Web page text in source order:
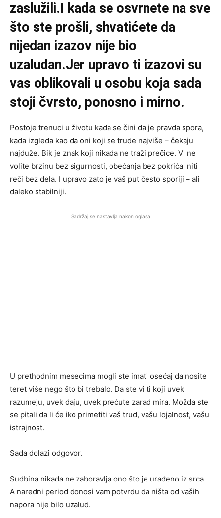
zaslužili.I kada se osvrnete na sve
što ste prošli, shvatićete da
nijedan izazov nije bio
uzaludan.Jer upravo ti izazovi su
vas oblikovali u osobu koja sada
stoji čvrsto, ponosno i mirno.
Postoje trenuci u životu kada se čini da je pravda spora,
kada izgleda kao da oni koji se trude najviše – čekaju
najduže. Bik je znak koji nikada ne traži prečice. Vi ne
volite brzinu bez sigurnosti, obećanja bez pokrića, niti
reči bez dela. I upravo zato je vaš put često sporiji – ali
daleko stabilniji.
Sadržaj se nastavlja nakon oglasa
U prethodnim mesecima mogli ste imati osećaj da nosite
teret više nego što bi trebalo. Da ste vi ti koji uvek
razumeju, uvek daju, uvek prećute zarad mira. Možda ste
se pitali da li će iko primetiti vaš trud, vašu lojalnost, vašu
istrajnost.
Sada dolazi odgovor.
Sudbina nikada ne zaboravlja ono što je urađeno iz srca.
A naredni period donosi vam potvrdu da ništa od vaših
napora nije bilo uzalud.